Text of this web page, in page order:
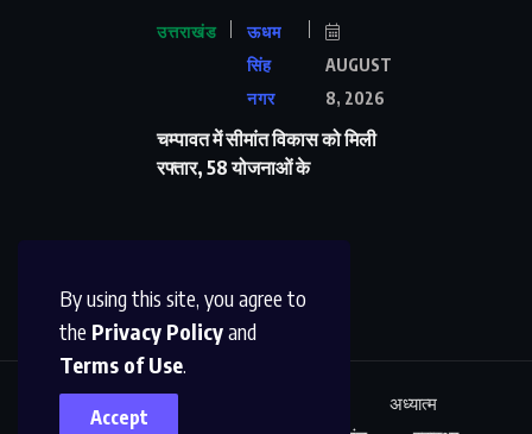
By using this site, you agree to
the Privacy Policyand
Terms of Use.
Accept
उत्तराखंड
ऊधम
सिंह
नगर
AUGUST
8, 2026
चम्पावत में सीमांत विकास को मिली
रफ्तार, 58 योजनाओं के
ऊधम सिंह नगर
अध्यात्म